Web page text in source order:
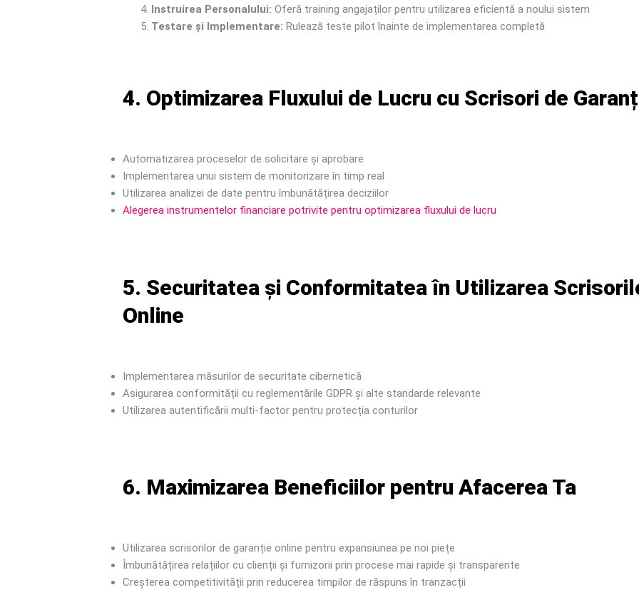
Instruirea Personalului: Oferă training angajaților pentru utilizarea eficientă a noului sistem
Testare și Implementare: Rulează teste pilot înainte de implementarea completă
4. Optimizarea Fluxului de Lucru cu Scrisori de
Automatizarea proceselor de solicitare și aprobare
Implementarea unui sistem de monitorizare în timp real
Utilizarea analizei de date pentru îmbunătățirea deciziilor
Alegerea instrumentelor financiare potrivite pentru optimizarea fluxului de lucru
5. Securitatea și Conformitatea în Utilizarea
Online
Implementarea măsurilor de securitate cibernetică
Asigurarea conformității cu reglementările GDPR și alte standarde relevante
Utilizarea autentificării multi-factor pentru protecția conturilor
6. Maximizarea Beneficiilor pentru Afacerea Ta
Utilizarea scrisorilor de garanție online pentru expansiunea pe noi piețe
Îmbunătățirea relațiilor cu clienții și furnizorii prin procese mai rapide și transparente
Creșterea competitivității prin reducerea timpilor de răspuns în tranzacții